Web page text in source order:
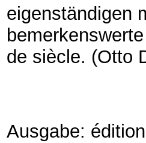
eigenständigen
de siècle. (Otto
Ausgabe: